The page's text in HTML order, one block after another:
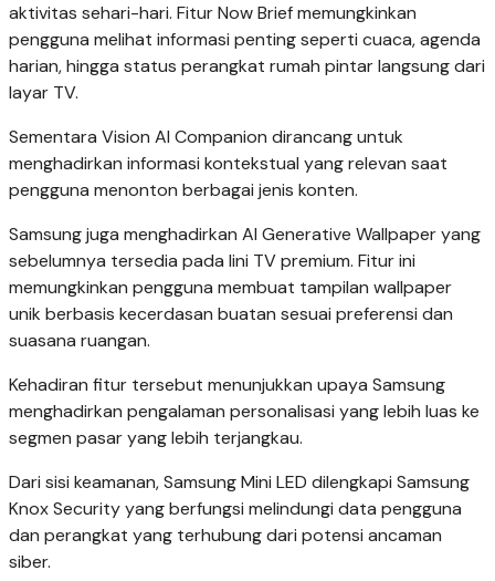
aktivitas sehari-hari. Fitur Now Brief memungkinkan
pengguna melihat informasi penting seperti cuaca, agenda
harian, hingga status perangkat rumah pintar langsung dari
layar TV.
Sementara Vision AI Companion dirancang untuk
menghadirkan informasi kontekstual yang relevan saat
pengguna menonton berbagai jenis konten.
Samsung juga menghadirkan AI Generative Wallpaper yang
sebelumnya tersedia pada lini TV premium. Fitur ini
memungkinkan pengguna membuat tampilan wallpaper
unik berbasis kecerdasan buatan sesuai preferensi dan
suasana ruangan.
Kehadiran fitur tersebut menunjukkan upaya Samsung
menghadirkan pengalaman personalisasi yang lebih luas ke
segmen pasar yang lebih terjangkau.
Dari sisi keamanan, Samsung Mini LED dilengkapi Samsung
Knox Security yang berfungsi melindungi data pengguna
dan perangkat yang terhubung dari potensi ancaman
siber.